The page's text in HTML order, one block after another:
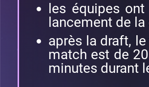
les équipes
lancement de
après la draft,
match est de
minutes durant